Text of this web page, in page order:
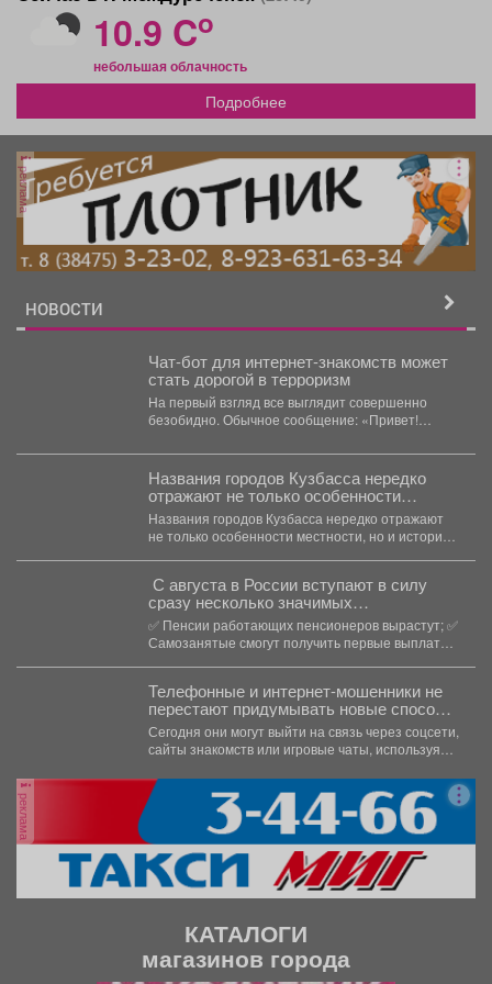
10.9 Co
небольшая облачность
Подробнее
реклама
НОВОСТИ
Чат-бот для интернет-знакомств может
стать дорогой в терроризм
На первый взгляд все выглядит совершенно
безобидно. Обычное сообщение: «Привет!
Названия городов Кузбасса нередко
отражают не только особенности
местности, но и историю освоения всего
региона.
Названия городов Кузбасса нередко отражают
не только особенности местности, но и историю
С августа в России вступают в силу
сразу несколько значимых
нововведений
✅ Пенсии работающих пенсионеров вырастут; ✅
Самозанятые смогут получить первые выплаты
Телефонные и интернет-мошенники не
перестают придумывать новые способы
обмана.
Сегодня они могут выйти на связь через соцсети,
сайты знакомств или игровые чаты, используя
реклама
КАТАЛОГИ
магазинов города